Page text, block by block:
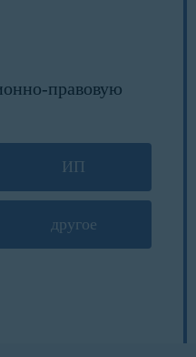
правовую
ИП
другое